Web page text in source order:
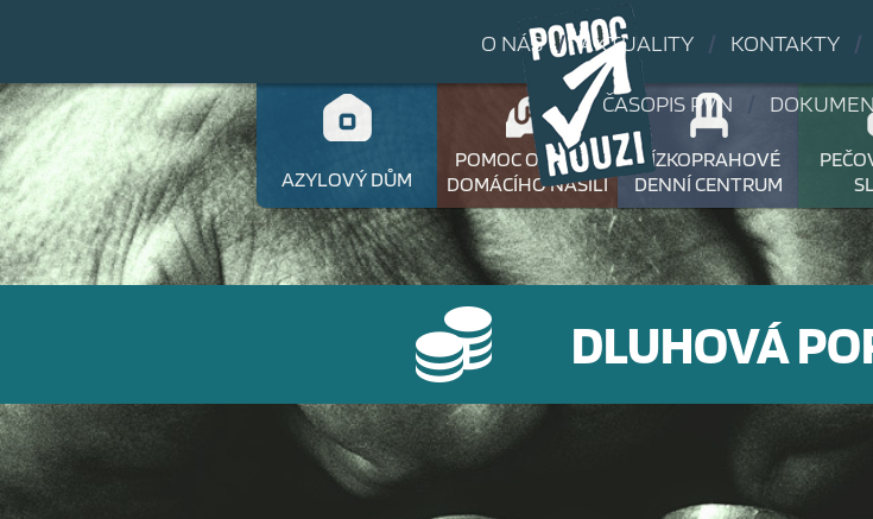
O NÁS / AKTUALITY / KONTAKTY /
ČASOPIS PVN
AZYLOVÝ DŮM
POMOC OBĚTEM
DOMÁCÍHO NÁSILÍ
NÍZKOPRAHOVÉ
DENNÍ CENTRUM
DLUHOVÁ